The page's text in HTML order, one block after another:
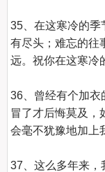
35、在这寒冷的季
有尽头；难忘的往
远。祝你在这寒冷
36、曾经有个加衣
冒了才后悔莫及，
会毫不犹豫地加上
37、这么多年来，